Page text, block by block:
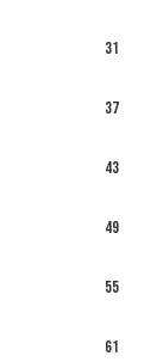
31
37
43
49
55
61